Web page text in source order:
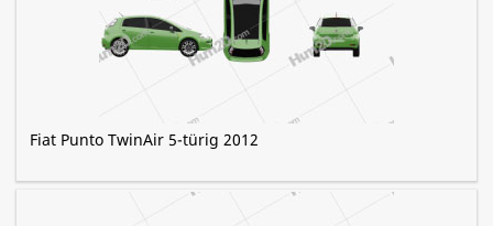
Fiat Punto TwinAir 5-türig 2012